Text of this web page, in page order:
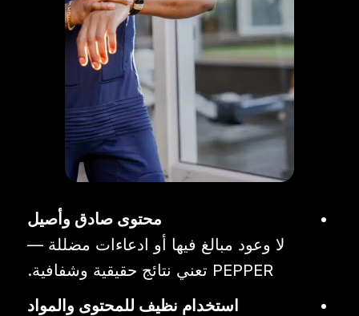
محتوى صادق وأصيل
لا وعود مبالغ فيها أو ادعاءات مضللة —
PEPPER تعني نتائج حقيقية وشفافية.
استخدام نظيف للمحتوى والمواد